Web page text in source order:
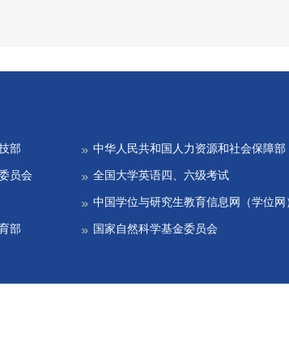
部
员会
部
中华人民共和国人力资源和社会保障部
全国大学英语四、六级考试
中国学位与研究生教育信息网（学位网
国家自然科学基金委员会